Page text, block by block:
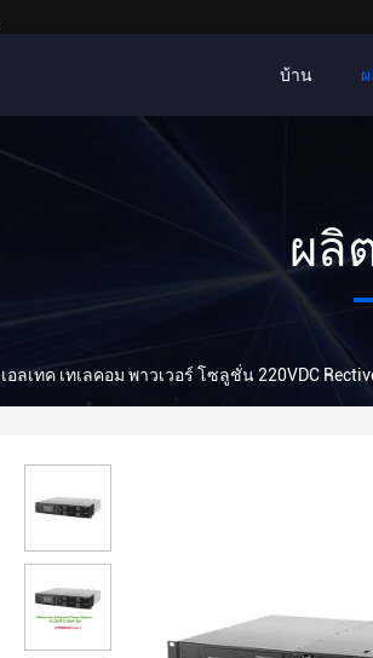
บ้าน
ผลิ
เอลเทค เทเลคอม พาวเวอร์ โซลูชั่น 220VDC